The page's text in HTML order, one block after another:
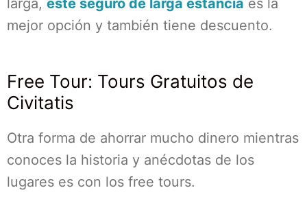
larga, este seguro de larga estancia es la
mejor opción y también tiene descuento.
Free Tour: Tours Gratuitos de
Civitatis
Otra forma de ahorrar mucho dinero mientras
conoces la historia y anécdotas de los
lugares es con los free tours.